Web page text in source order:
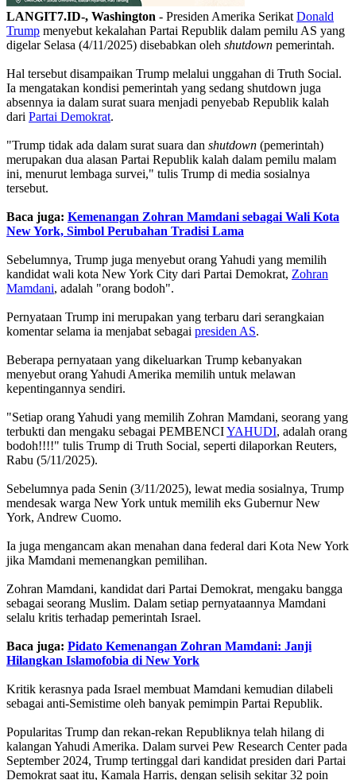
LANGIT7.ID-, Washington - Presiden Amerika Serikat Donald
Trump menyebut kekalahan Partai Republik dalam pemilu AS yang
digelar Selasa (4/11/2025) disebabkan oleh shutdown pemerintah.
Hal tersebut disampaikan Trump melalui unggahan di Truth Social.
Ia mengatakan kondisi pemerintah yang sedang shutdown juga
absennya ia dalam surat suara menjadi penyebab Republik kalah
dari Partai Demokrat.
"Trump tidak ada dalam surat suara dan shutdown (pemerintah)
merupakan dua alasan Partai Republik kalah dalam pemilu malam
ini, menurut lembaga survei," tulis Trump di media sosialnya
tersebut.
Baca juga: Kemenangan Zohran Mamdani sebagai Wali Kota
New York, Simbol Perubahan Tradisi Lama
Sebelumnya, Trump juga menyebut orang Yahudi yang memilih
kandidat wali kota New York City dari Partai Demokrat, Zohran
Mamdani, adalah "orang bodoh".
Pernyataan Trump ini merupakan yang terbaru dari serangkaian
komentar selama ia menjabat sebagai presiden AS.
Beberapa pernyataan yang dikeluarkan Trump kebanyakan
menyebut orang Yahudi Amerika memilih untuk melawan
kepentingannya sendiri.
"Setiap orang Yahudi yang memilih Zohran Mamdani, seorang yang
terbukti dan mengaku sebagai PEMBENCIYAHUDI, adalah orang
bodoh!!!!" tulis Trump di Truth Social, seperti dilaporkan Reuters,
Rabu (5/11/2025).
Sebelumnya pada Senin (3/11/2025), lewat media sosialnya, Trump
mendesak warga New York untuk memilih eks Gubernur New
York, Andrew Cuomo.
Ia juga mengancam akan menahan dana federal dari Kota New York
jika Mamdani memenangkan pemilihan.
Zohran Mamdani, kandidat dari Partai Demokrat, mengaku bangga
sebagai seorang Muslim. Dalam setiap pernyataannya Mamdani
selalu kritis terhadap pemerintah Israel.
Baca juga: Pidato Kemenangan Zohran Mamdani: Janji
Hilangkan Islamofobia di New York
Kritik kerasnya pada Israel membuat Mamdani kemudian dilabeli
sebagai anti-Semistime oleh banyak pemimpin Partai Republik.
Popularitas Trump dan rekan-rekan Republiknya telah hilang di
kalangan Yahudi Amerika. Dalam survei Pew Research Center pada
September 2024, Trump tertinggal dari kandidat presiden dari Partai
Demokrat saat itu, Kamala Harris, dengan selisih sekitar 32 poin